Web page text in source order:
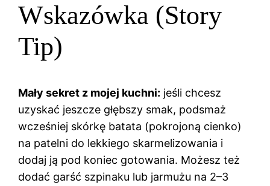
Wskazówka (Story
Tip)
Mały sekret z mojej kuchni: jeśli chcesz
uzyskać jeszcze głębszy smak, podsmaż
wcześniej skórkę batata (pokrojoną cienko)
na patelni do lekkiego skarmelizowania i
dodaj ją pod koniec gotowania. Możesz też
dodać garść szpinaku lub jarmużu na 2–3